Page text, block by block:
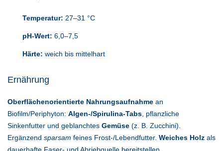
Temperatur: 27–31 °C
pH-Wert: 6,0–7,5
Härte: weich bis mittelhart
Ernährung
Oberflächenorientierte Nahrungsaufnahme an
Biofilm/Periphyton: Algen-/Spirulina-Tabs , pflanzliche
Sinkenfutter und geblanchtes Gemüse (z. B. Zucchini).
Ergänzend sparsam feines Frost-/Lebendfutter. Weiches Holz als